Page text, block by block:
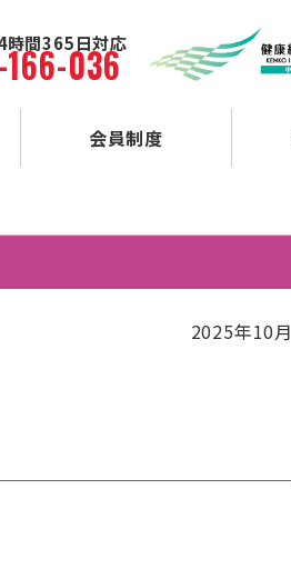
時間365日対応
036
会員制度
2025年10月